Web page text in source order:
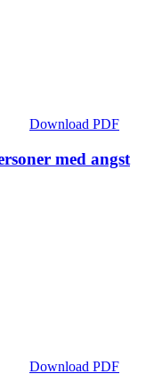
Download PDF
med angst
Download PDF